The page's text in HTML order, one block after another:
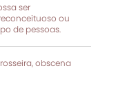
ser
ou
de pessoas.
obscena